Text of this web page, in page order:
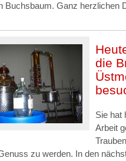
Buchsbaum. Ganz herzlichen
die
Sie hat
Arbeit
zu werden. In den